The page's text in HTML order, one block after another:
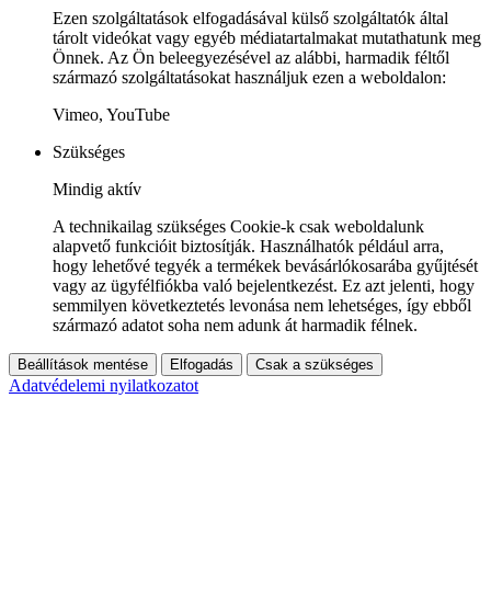
Ezen szolgáltatások elfogadásával külső szolgáltatók által
tárolt videókat vagy egyéb médiatartalmakat mutathatunk meg
Önnek. Az Ön beleegyezésével az alábbi, harmadik féltől
származó szolgáltatásokat használjuk ezen a weboldalon:
Vimeo, YouTube
Szükséges
Mindig aktív
A technikailag szükséges Cookie-k csak weboldalunk
alapvető funkcióit biztosítják. Használhatók például arra,
hogy lehetővé tegyék a termékek bevásárlókosarába gyűjtését
vagy az ügyfélfiókba való bejelentkezést. Ez azt jelenti, hogy
semmilyen következtetés levonása nem lehetséges, így ebből
származó adatot soha nem adunk át harmadik félnek.
Beállítások mentése Elfogadás Csak a szükséges
Adatvédelemi nyilatkozatot